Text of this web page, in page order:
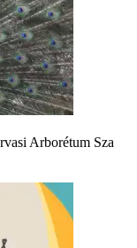
Arborétum Sza